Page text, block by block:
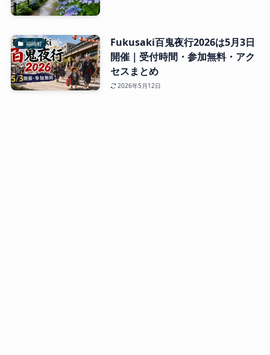
福崎町
Fukusaki百鬼夜行2026は5月3日
開催｜受付時間・参加無料・アク
セスまとめ
2026年5月12日